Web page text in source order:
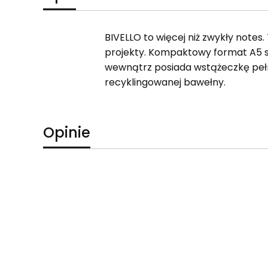
BIVELLO to więcej niż zwykły
projekty. Kompaktowy format A5
wewnątrz posiada wstążeczkę
recyklingowanej bawełny.
Opinie